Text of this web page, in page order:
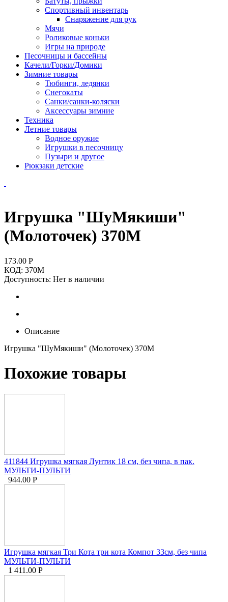
Спортивный инвентарь
Снаряжение для рук
Мячи
Роликовые коньки
Игры на природе
Песочницы и бассейны
Качели/Горки/Домики
Зимние товары
Тюбинги, ледянки
Снегокаты
Санки/санки-коляски
Аксессуары зимние
Техника
Летние товары
Водное оружие
Игрушки в песочницу
Пузыри и другое
Рюкзаки детские
Игрушка "ШуМякиши"
(Молоточек) 370М
173.00 Р
КОД: 370М
Доступность: Нет в наличии
Описание
Игрушка "ШуМякиши" (Молоточек) 370М
Похожие товары
411844 Игрушка мягкая Лунтик 18 см, без чипа, в пак.
МУЛЬТИ-ПУЛЬТИ
944.00 Р
Игрушка мягкая Три Кота три кота Компот 33см, без чипа
МУЛЬТИ-ПУЛЬТИ
1 411.00 Р